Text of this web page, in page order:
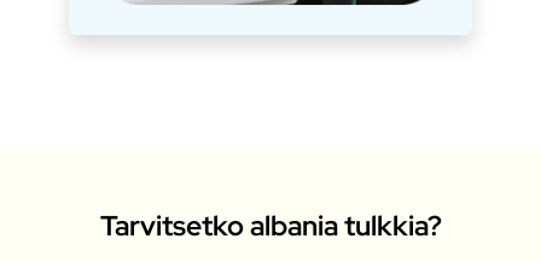
Tarvitsetko albania tulkkia?